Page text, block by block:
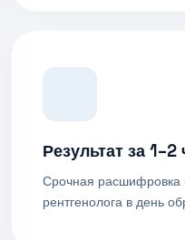
Результат за 1–2
Срочная расшифровка
рентгенолога в день